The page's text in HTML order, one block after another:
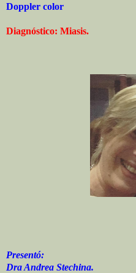
Doppler color
Diagnóstico: Miasis.
Presentó:
Dra Andrea Stechina.